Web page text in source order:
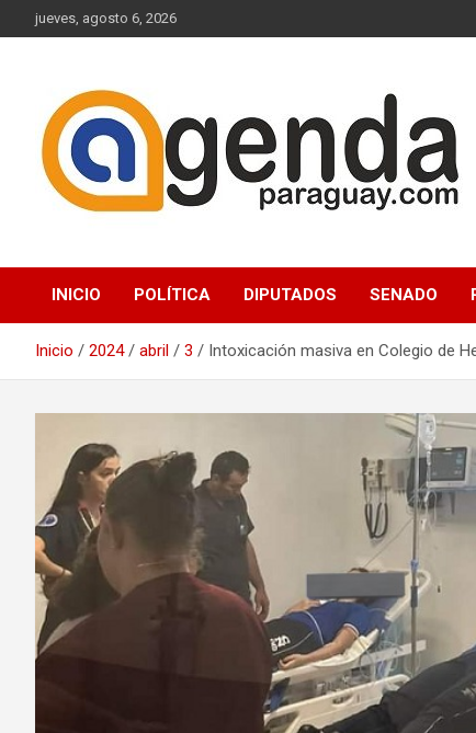
Saltar
al
jueves, agosto 6, 2026
Agenda Paraguay
INICIO POLÍTICA DIPUTADOS SENADO
Inicio 2024 abril 3 Intoxicación masiva en Colegio de